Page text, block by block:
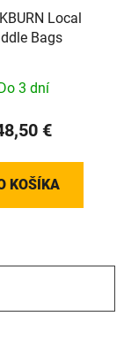
Local
Bags
3 dní
€
KOŠÍKA